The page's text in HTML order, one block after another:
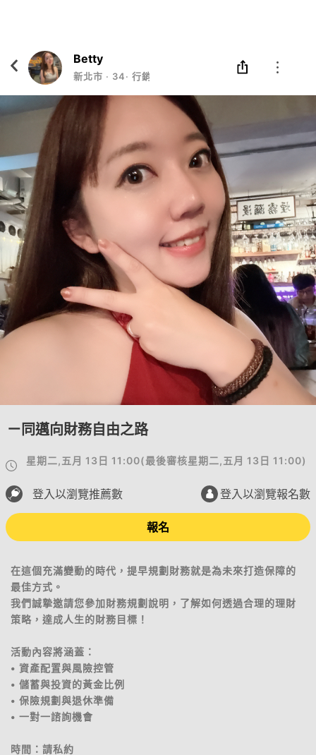
Betty
新北市 ‧ 34‧ 行銷業務
ㄧ同邁向財務自由之路
星期二,五月 13日 11:00(最後審核星期二,五月 13日 11:00)
登入以瀏覽推薦數 登入以瀏覽報名數
報名
在這個充滿變動的時代，提早規劃財務就是為未來打造保障的
最佳方式。
我們誠摯邀請您參加財務規劃說明，了解如何透過合理的理財
策略，達成人生的財務目標！
活動內容將涵蓋：
• 資產配置與風險控管
• 儲蓄與投資的黃金比例
• 保險規劃與退休準備
• 一對一諮詢機會
時間：請私約